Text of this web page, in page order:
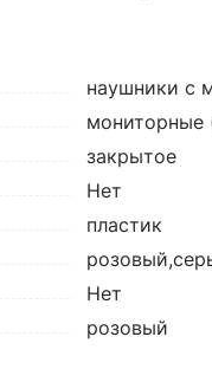
наушники с
мониторные
закрытое
Нет
пластик
Нет
розовый